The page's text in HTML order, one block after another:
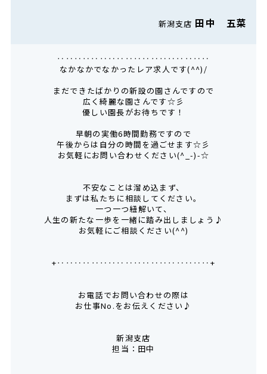
新潟支店 田中 五菜
‥‥‥‥‥‥‥‥‥‥‥‥‥‥‥‥‥‥
なかなかでなかったレア求人です(^^)/
まだできたばかりの新設の園さんですので
広く綺麗な園さんです☆彡
優しい園長がお待ちです！
早朝の実働6時間勤務ですので
午後からは自分の時間を過ごせます☆彡
お気軽にお問い合わせください(^_-)-☆
不安なことは溜め込まず、
まずは私たちに相談してください。
一つ一つ紐解いて、
人生の新たな一歩を一緒に踏み出しましょう♪
お気軽にご相談ください(^^)
+‥‥‥‥‥‥‥‥‥‥‥‥‥‥‥‥‥‥+
お電話でお問い合わせの際は
お仕事No.をお伝えください♪
新潟支店
担当：田中